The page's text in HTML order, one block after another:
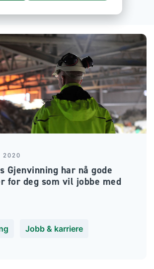
2020
Gjenvinning har nå gode
for deg som vil jobbe med
Jobb & karriere